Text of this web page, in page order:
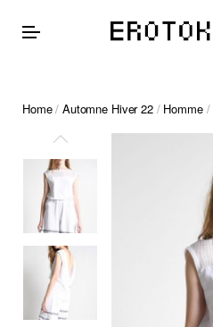
Home/Automne Hiver 22/ Homme/